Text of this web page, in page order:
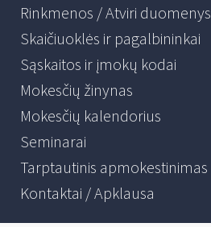
Rinkmenos / Atviri duomenys
Skaičiuoklės ir pagalbininkai
Sąskaitos ir įmokų kodai
Mokesčių žinynas
Mokesčių kalendorius
Seminarai
Tarptautinis apmokestinimas
Kontaktai / Apklausa